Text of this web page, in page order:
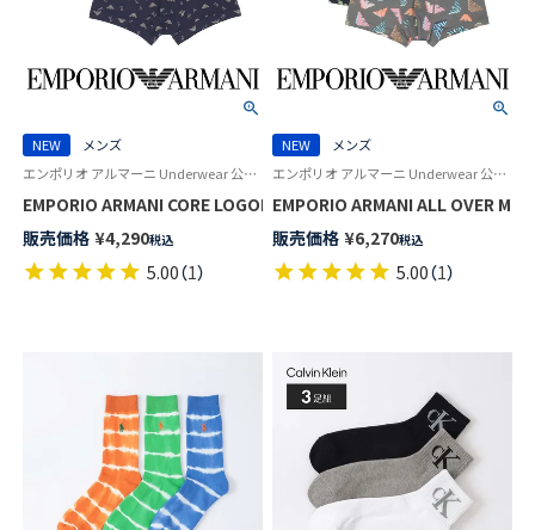
NEW
メンズ
エンポリオ アルマーニ Underwear 公式オンラインショップ 紳士 下着
EMPORIO ARMANI CORE LOGOBAND コア ロゴバンド ボクサーパ
販売価格 ¥4,290税込
5.00（1）
NEW
メンズ
エンポリオ アルマーニ Underwear 公式オンラインショップ 紳士 下着
EMPORIO ARMANI ALL OVER
販売価格 ¥6,270税込
5.00（1）